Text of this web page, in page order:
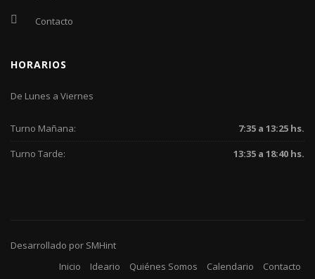
Contacto
HORARIOS
De Lunes a Viernes
Turno Mañana:
7:35 a 13:25 hs.
Turno Tarde:
13:35 a 18:40 hs.
Desarrollado por SMHint
Inicio
Ideario Quiénes Somos Calendario Contacto